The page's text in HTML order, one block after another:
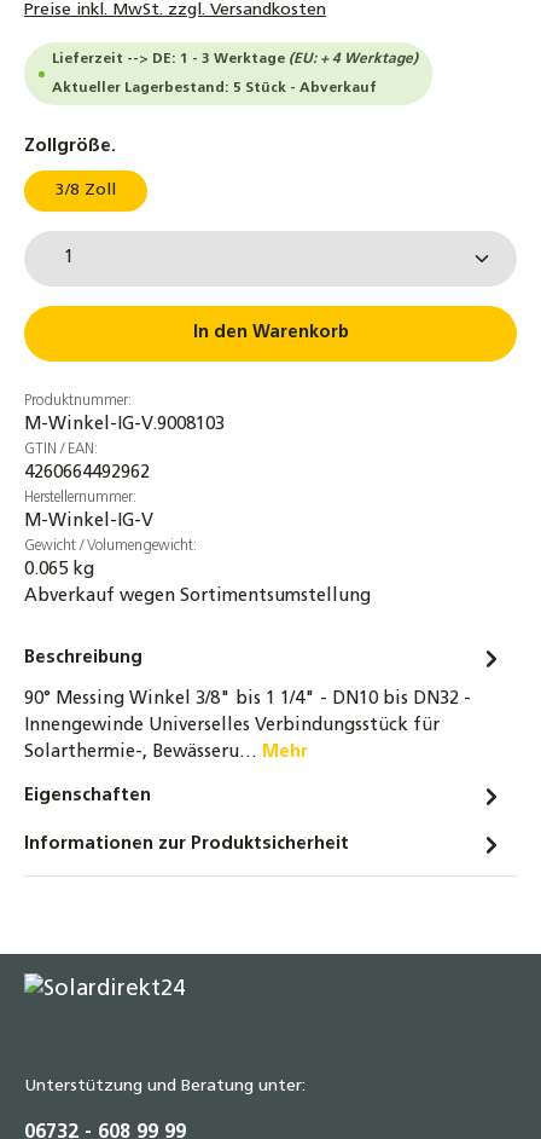
Preise inkl. MwSt. zzgl. Versandkosten
Lieferzeit --> DE: 1 - 3 Werktage (EU: + 4 Werktage)
Aktueller Lagerbestand: 5 Stück - Abverkauf
Zollgröße.
3/8 Zoll
Produkt Anzahl: Gib den gewünschten Wert ein
In den Warenkorb
Produktnummer:
M-Winkel-IG-V.9008103
GTIN / EAN:
4260664492962
Herstellernummer:
M-Winkel-IG-V
Gewicht / Volumengewicht:
0.065 kg
Abverkauf wegen Sortimentsumstellung
Beschreibung
90° Messing Winkel 3/8" bis 1 1/4" - DN10 bis DN32 -
Innengewinde Universelles Verbindungsstück für
Solarthermie-, Bewässeru… Mehr
Eigenschaften
Informationen zur Produktsicherheit
Unterstützung und Beratung unter:
06732 - 608 99 99